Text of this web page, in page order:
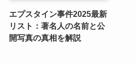
エプスタイン事件2025最新
リスト：著名人の名前と公
開写真の真相を解説